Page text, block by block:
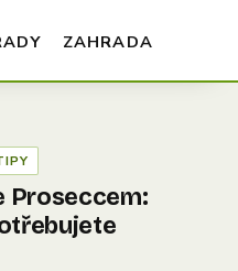
ZAHRADA
Proseccem: